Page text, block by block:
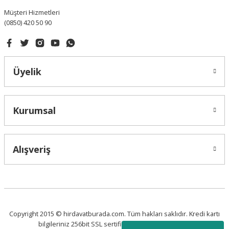
Müşteri Hizmetleri
(0850) 420 50 90
Üyelik
Kurumsal
Alışveriş
Copyright 2015 © hirdavatburada.com. Tüm hakları saklıdır. Kredi kartı
bilgileriniz 256bit SSL sertifikası ile korunmaktadır.